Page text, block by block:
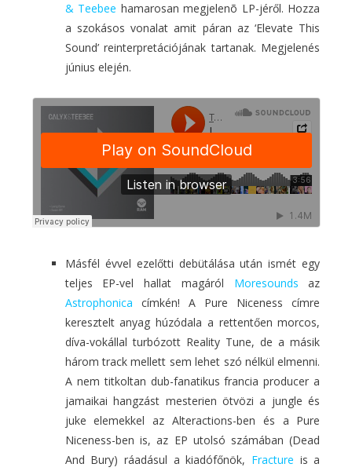
& Teebee hamarosan megjelenõ LP-jéről. Hozza
a szokásos vonalat amit páran az ‘Elevate This
Sound’ reinterpretációjának tartanak. Megjelenés
június elején.
Másfél évvel ezelőtti debütálása után ismét egy
teljes EP-vel hallat magáról Moresounds az
Astrophonica címkén! A Pure Niceness címre
keresztelt anyag húzódala a rettentően morcos,
díva-vokállal turbózott Reality Tune, de a másik
három track mellett sem lehet szó nélkül elmenni.
A nem titkoltan dub-fanatikus francia producer a
jamaikai hangzást mesterien ötvözi a jungle és
juke elemekkel az Alteractions-ben és a Pure
Niceness-ben is, az EP utolsó számában (Dead
And Bury) ráadásul a kiadófőnök, Fracture is a